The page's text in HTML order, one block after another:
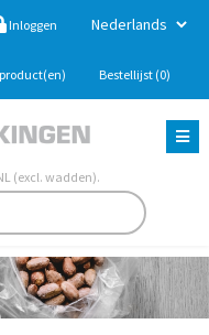
Inloggen
product(en) Bestellijst (0)
(excl. wadden).